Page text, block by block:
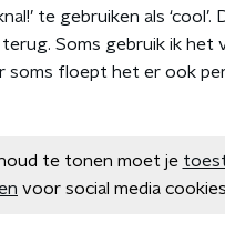
te gebruiken als ‘cool’.
Soms gebruik ik het
soms floept het er ook
te tonen moet je
voor social media